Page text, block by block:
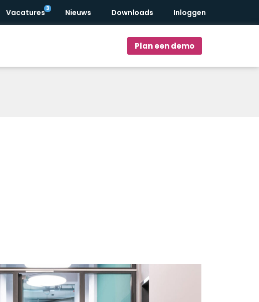
Vacatures Nieuws Downloads Inloggen
Plan een demo